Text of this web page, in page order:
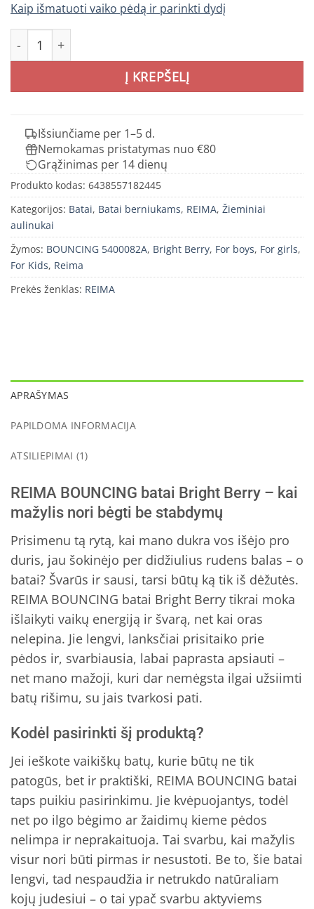
Kaip išmatuoti vaiko pėdą ir parinkti dydį
produkto kiekis: REIMA BOUNCING batai Bright Berry
Į KREPŠELĮ
Išsiunčiame per 1–5 d.
Nemokamas pristatymas nuo €80
Grąžinimas per 14 dienų
Produkto kodas: 6438557182445
Kategorijos: Batai, Batai berniukams, REIMA, Žieminiai
aulinukai
Žymos: BOUNCING 5400082A, Bright Berry, For boys, For girls,
For Kids, Reima
Prekės ženklas: REIMA
APRAŠYMAS
PAPILDOMA INFORMACIJA
ATSILIEPIMAI (1)
REIMA BOUNCING batai Bright Berry – kai
mažylis nori bėgti be stabdymų
Prisimenu tą rytą, kai mano dukra vos išėjo pro
duris, jau šokinėjo per didžiulius rudens balas – o
batai? Švarūs ir sausi, tarsi būtų ką tik iš dėžutės.
REIMA BOUNCING batai Bright Berry tikrai moka
išlaikyti vaikų energiją ir švarą, net kai oras
nelepina. Jie lengvi, lanksčiai prisitaiko prie
pėdos ir, svarbiausia, labai paprasta apsiauti –
net mano mažoji, kuri dar nemėgsta ilgai užsiimti
batų rišimu, su jais tvarkosi pati.
Kodėl pasirinkti šį produktą?
Jei ieškote vaikiškų batų, kurie būtų ne tik
patogūs, bet ir praktiški, REIMA BOUNCING batai
taps puikiu pasirinkimu. Jie kvėpuojantys, todėl
net po ilgo bėgimo ar žaidimų kieme pėdos
nelimpa ir neprakaituoja. Tai svarbu, kai mažylis
visur nori būti pirmas ir nesustoti. Be to, šie batai
lengvi, tad nespaudžia ir netrukdo natūraliam
kojų judesiui – o tai ypač svarbu aktyviems